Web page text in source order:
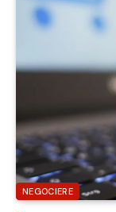
NEGOCIERE